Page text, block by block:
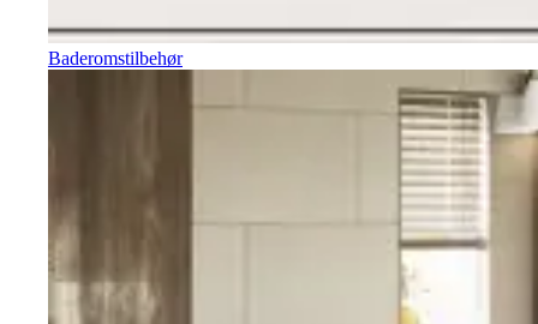
Baderomstilbehør